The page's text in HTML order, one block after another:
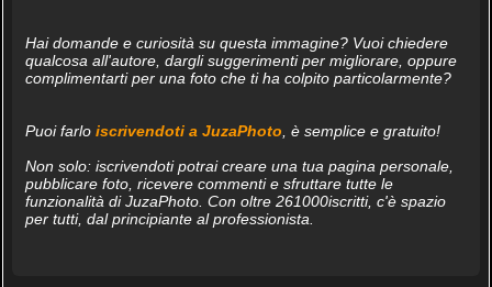
Hai domande e curiosità su questa immagine? Vuoi chiedere
qualcosa all'autore, dargli suggerimenti per migliorare, oppure
complimentarti per una foto che ti ha colpito particolarmente?
Puoi farlo iscrivendoti a JuzaPhoto , è semplice e gratuito!
Non solo: iscrivendoti potrai creare una tua pagina personale,
pubblicare foto, ricevere commenti e sfruttare tutte le
funzionalità di JuzaPhoto. Con oltre 261000iscritti, c'è spazio
per tutti, dal principiante al professionista.